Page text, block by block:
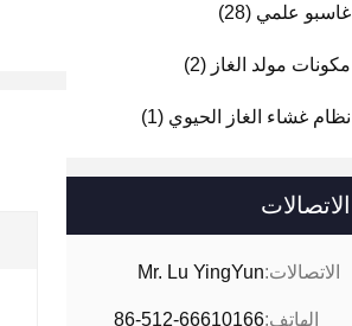
غاسبو علمي (28)
مكونات مولد الغاز (2)
نظام غشاء الغاز الحيوي (1)
الاتصالات
الاتصالات:Mr. Lu YingYun
الهاتف:86-512-66610166